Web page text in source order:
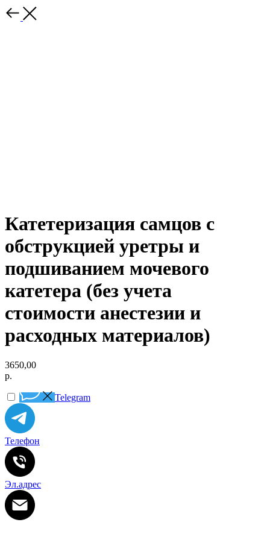
Катетеризация самцов с
обструкцией уретры и
подшиванием мочевого
катетера (без учета
стоимости анестезии и
расходных материалов)
3650,00
р.
Telegram
Телефон
Эл.адрес